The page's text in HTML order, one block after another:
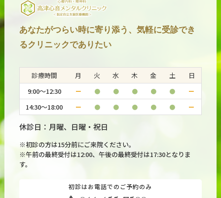
あなたがつらい時に寄り添う、気軽に受診でき
るクリニックでありたい
診療時間 月 火 水 木 金 土
日
9:00～12:30
ー ● ● ● ● ● ー
14:30～18:00 ー ● ● ● ● ● ー
休診日：月曜、日曜・祝日
※初診の方は15分前にご来院ください。
※午前の最終受付は12:00、午後の最終受付は17:30となりま
す。
初診はお電話でのご予約のみ